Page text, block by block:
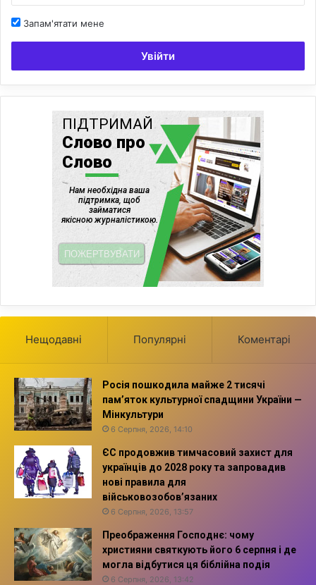
Запам'ятати мене
Увійти
Нещодавні Популярні Коментарі
Росія пошкодила майже 2 тисячі
пам’яток культурної спадщини України —
Мінкультури
6 Серпня, 2026, 14:10
ЄС продовжив тимчасовий захист для
українців до 2028 року та запровадив
нові правила для
військовозобов’язаних
6 Серпня, 2026, 13:57
Преображення Господнє: чому
християни святкують його 6 серпня і де
могла відбутися ця біблійна подія
6 Серпня, 2026, 13:42